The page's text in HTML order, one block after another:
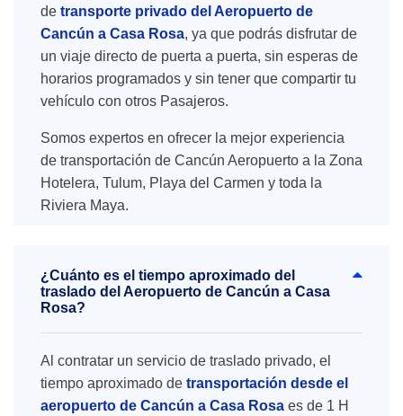
de transporte privado del Aeropuerto de
Cancún a Casa Rosa, ya que podrás disfrutar de
un viaje directo de puerta a puerta, sin esperas de
horarios programados y sin tener que compartir tu
vehículo con otros Pasajeros.
Somos expertos en ofrecer la mejor experiencia
de transportación de Cancún Aeropuerto a la Zona
Hotelera, Tulum, Playa del Carmen y toda la
Riviera Maya.
¿Cuánto es el tiempo aproximado del
traslado del Aeropuerto de Cancún a Casa
Rosa?
Al contratar un servicio de traslado privado, el
tiempo aproximado de transportación desde el
aeropuerto de Cancún a Casa Rosa es de 1 H